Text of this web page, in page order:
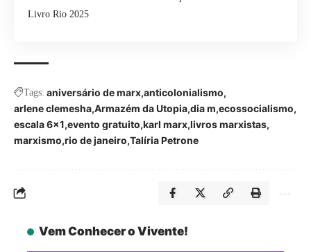
Livro Rio 2025
Tags: aniversário de marx anticolonialismo
arlene clemesha Armazém da Utopia dia m ecossocialismo
escala 6x1 evento gratuito karl marx livros marxistas
marxismo rio de janeiro Talíria Petrone
Vem Conhecer o Vivente!